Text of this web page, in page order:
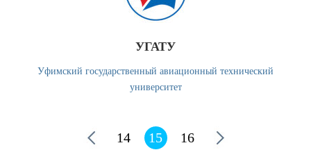
УГАТУ
Уфимский государственный авиационный технический
университет
14 15 16